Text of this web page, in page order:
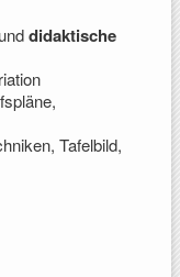
didaktische
Tafelbild,